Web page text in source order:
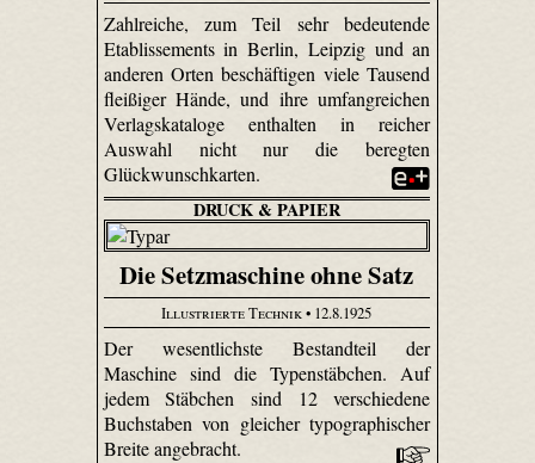
Zahlreiche, zum Teil sehr bedeutende
Etablissements in Berlin, Leipzig und an
anderen Orten beschäftigen viele Tausend
fleißiger Hände, und ihre umfangreichen
Verlagskataloge enthalten in reicher
Auswahl nicht nur die beregten
Glückwunschkarten.
DRUCK & PAPIER
Die Setzmaschine ohne Satz
Illustrierte Technik• 12.8.1925
Der wesentlichste Bestandteil der
Maschine sind die Typenstäbchen. Auf
jedem Stäbchen sind 12 verschiedene
Buchstaben von gleicher typographischer
Breite angebracht.